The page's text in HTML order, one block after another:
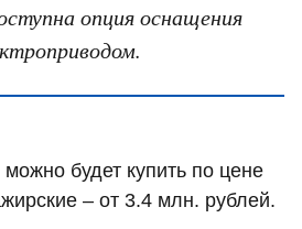
опция оснащения
будет купить по цене
– от 3.4 млн. рублей.